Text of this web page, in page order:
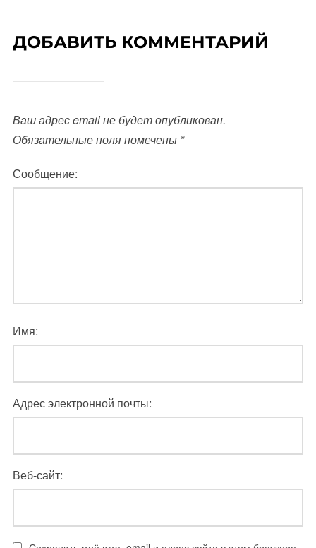
ДОБАВИТЬ КОММЕНТАРИЙ
Ваш адрес email не будет опубликован.
Обязательные поля помечены *
Сообщение:
Имя:
Адрес электронной почты:
Веб-сайт: